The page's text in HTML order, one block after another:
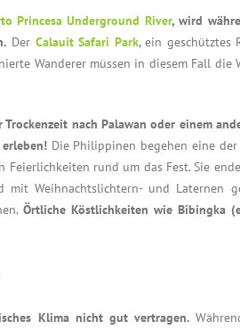
Princesa Underground River, wird
Der Calauit Safari Park, ein geschütztes
Wanderer müssen in diesem Fall die
nach Palawan oder einem
Die Philippinen begehen eine
rund um das Fest. Sie
Weihnachtslichtern- und Laternen
Örtliche Köstlichkeiten wie Bibingka
Klima nicht gut vertragen.